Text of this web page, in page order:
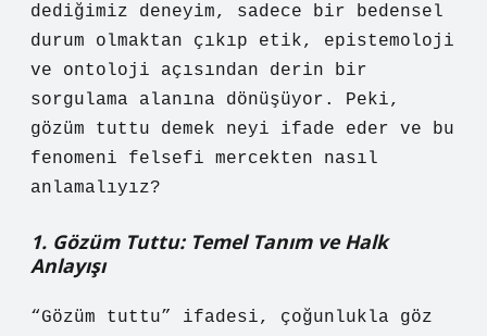
dediğimiz deneyim, sadece bir bedensel
durum olmaktan çıkıp etik, epistemoloji
ve ontoloji açısından derin bir
sorgulama alanına dönüşüyor. Peki,
gözüm tuttu demek neyi ifade eder ve bu
fenomeni felsefi mercekten nasıl
anlamalıyız?
1. Gözüm Tuttu: Temel Tanım ve Halk
Anlayışı
“Gözüm tuttu” ifadesi, çoğunlukla göz